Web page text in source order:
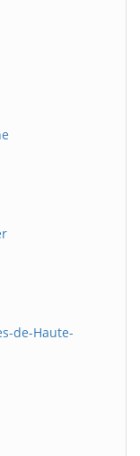
de-Haute-